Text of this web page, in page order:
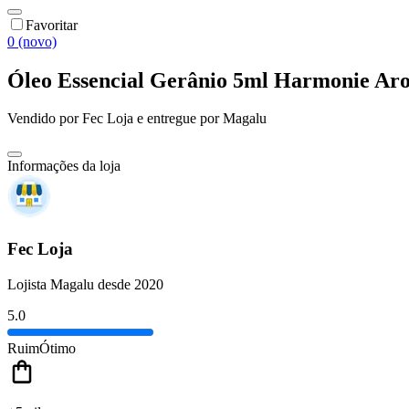
Favoritar
0 (novo)
Óleo Essencial Gerânio 5ml Harmonie
Vendido porFec Loja e entregue por Magalu
Informações da loja
Fec Loja
Lojista Magalu desde 2020
5.0
RuimÓtimo